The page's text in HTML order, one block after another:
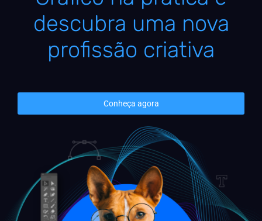
descubra uma nova
profissão criativa
Conheça agora